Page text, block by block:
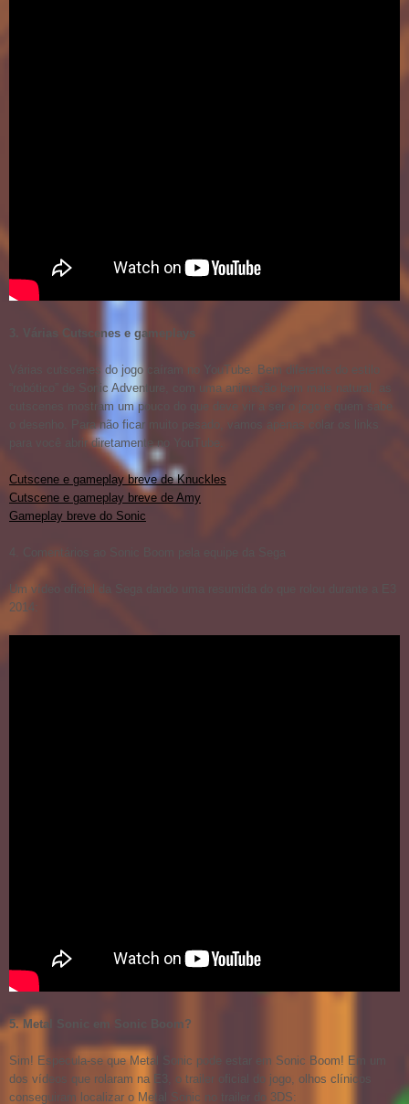
3. Várias Cutscenes e gameplays
Várias cutscenes do jogo caíram no YouTube. Bem diferente do estilo
“robótico” de Sonic Adventure, com uma animação bem mais natural, as
cutscenes mostram um pouco do que deve vir a ser o jogo e quem sabe
o desenho. Para não ficar muito pesado, vamos apenas colar os links
para você abrir diretamente no YouTube.
Cutscene e gameplay breve de Knuckles
Cutscene e gameplay breve de Amy
Gameplay breve do Sonic
4. Comentários ao Sonic Boom pela equipe da Sega
Um vídeo oficial da Sega dando uma resumida do que rolou durante a E3
2014:
5. Metal Sonic em Sonic Boom?
Sim! Especula-se que Metal Sonic pode estar em Sonic Boom! Em um
dos vídeos que rolaram na E3, o trailer oficial do jogo, olhos clínicos
conseguiram localizar o Metal Sonic no trailer do 3DS: